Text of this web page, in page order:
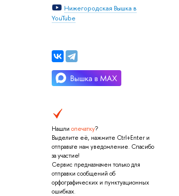
Нижегородская Вышка в
YouTube
Нашли опечатку?
Выделите её, нажмите Ctrl+Enter и
отправьте нам уведомление. Спасибо
за участие!
Сервис предназначен только для
отправки сообщений об
орфографических и пунктуационных
ошибках.